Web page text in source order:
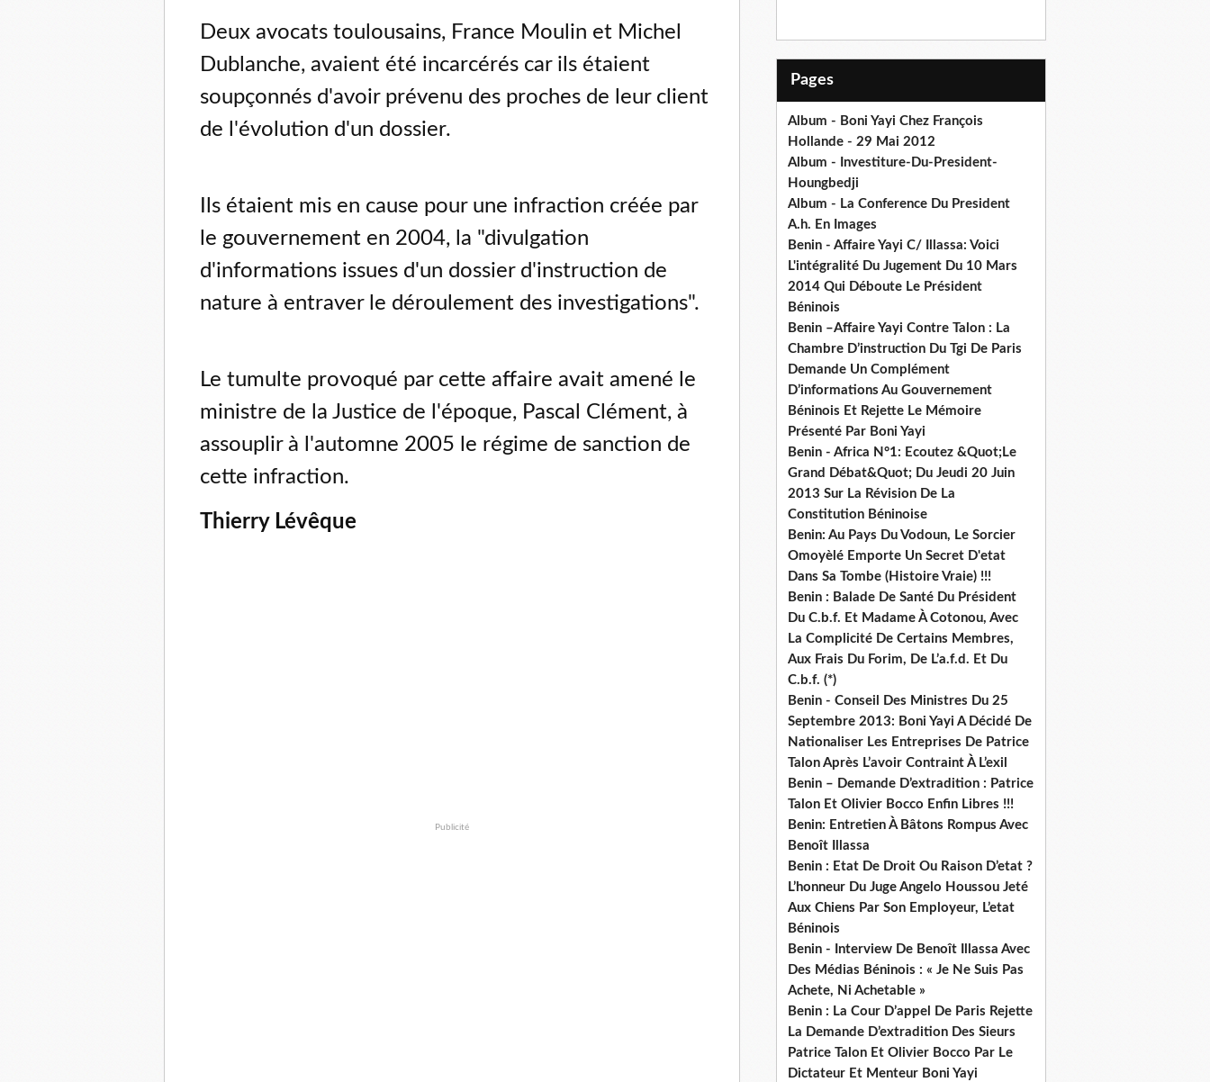
Deux avocats toulousains, France Moulin et Michel
Dublanche, avaient été incarcérés car ils étaient
soupçonnés d'avoir prévenu des proches de leur client
de l'évolution d'un dossier.
Ils étaient mis en cause pour une infraction créée par
le gouvernement en 2004, la "divulgation
d'informations issues d'un dossier d'instruction de
nature à entraver le déroulement des investigations".
Le tumulte provoqué par cette affaire avait amené le
ministre de la Justice de l'époque, Pascal Clément, à
assouplir à l'automne 2005 le régime de sanction de
cette infraction.
Thierry Lévêque
Publicité
Pages
Album - Boni Yayi Chez François
Hollande - 29 Mai 2012
Album - Investiture-Du-President-
Houngbedji
Album - La Conference Du President
A.h. En Images
Benin - Affaire Yayi C/ Illassa: Voici
L'intégralité Du Jugement Du 10 Mars
2014 Qui Déboute Le Président
Béninois
Benin –Affaire Yayi Contre Talon : La
Chambre D’instruction Du Tgi De Paris
Demande Un Complément
D’informations Au Gouvernement
Béninois Et Rejette Le Mémoire
Présenté Par Boni Yayi
Benin - Africa N°1: Ecoutez &Quot;Le
Grand Débat&Quot; Du Jeudi 20 Juin
2013 Sur La Révision De La
Constitution Béninoise
Benin: Au Pays Du Vodoun, Le Sorcier
Omoyèlé Emporte Un Secret D'etat
Dans Sa Tombe (Histoire Vraie) !!!
Benin : Balade De Santé Du Président
Du C.b.f. Et Madame À Cotonou, Avec
La Complicité De Certains Membres,
Aux Frais Du Forim, De L’a.f.d. Et Du
C.b.f. (*)
Benin - Conseil Des Ministres Du 25
Septembre 2013: Boni Yayi A Décidé De
Nationaliser Les Entreprises De Patrice
Talon Après L’avoir Contraint À L’exil
Benin – Demande D’extradition : Patrice
Talon Et Olivier Bocco Enfin Libres !!!
Benin: Entretien À Bâtons Rompus Avec
Benoît Illassa
Benin : Etat De Droit Ou Raison D’etat ?
L’honneur Du Juge Angelo Houssou Jeté
Aux Chiens Par Son Employeur, L’etat
Béninois
Benin - Interview De Benoît Illassa Avec
Des Médias Béninois : « Je Ne Suis Pas
Achete, Ni Achetable »
Benin : La Cour D’appel De Paris Rejette
La Demande D’extradition Des Sieurs
Patrice Talon Et Olivier Bocco Par Le
Dictateur Et Menteur Boni Yayi